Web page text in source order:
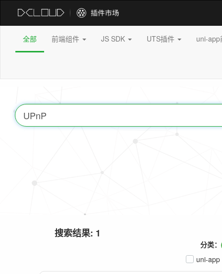
全部 前端组件 JS SDK UTS插件 uni-
搜索结果: 1
分类：
uni-app